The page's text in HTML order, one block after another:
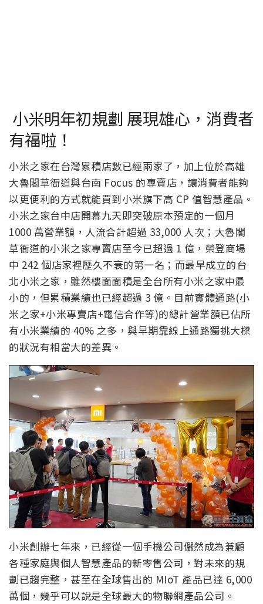
小米明年初規劃 展現雄心，消費者
有福啦！
小米之家在台灣累積店數已經兩家了，加上位於高雄
大魯閣草衙道與台南 Focus 的專賣店，讓消費者能夠
以更便利的方式就能買到小米旗下高 CP 值智慧產品。
小米之家台中店開幕九天即突破原本預定的一個月
1000 萬營業額，人流合計超過 33,000 人次；大魯閣
草衙道的小米之家專賣店至今已超過 1 億，榮登商場
中 242 個店家裡歷久不衰的第一名；而最早成立的台
北小米之家，雖然樓面面積是全台所有小米之家中最
小的，但累積業績也已經超過 3 億。目前實體通路(小
米之家+小米專賣店+電信合作等)的總計營業額已佔所
有小米業績的 40% 之多，與早期靠線上通路獨挑大樑
的狀況有相當大的差異。
小米創辦七年來，已經從一個手機公司儼然成為兼顧
各種家庭與個人智慧產品的新零售公司，對未來的規
劃已趨完整，甚至在全球售出的 MIoT 產品已達 6,000
萬個，幾乎可以說是全球最大的物聯網產品公司。